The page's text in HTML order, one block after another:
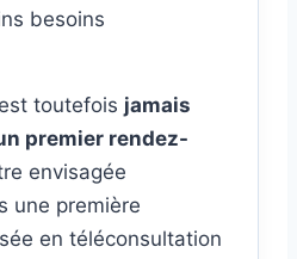
besoins
toutefois jamais
premier rendez-
envisagée
une première
en téléconsultation